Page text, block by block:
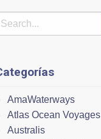
AmaWaterways
Atlas Ocean Voyages
Australis